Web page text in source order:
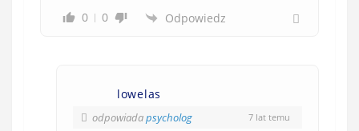
0 0 Odpowiedz
lowelas
odpowiadapsycholog 7 lat temu